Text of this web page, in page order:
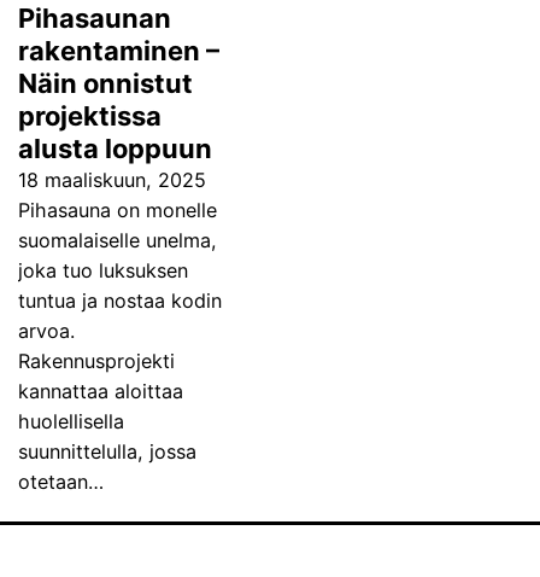
Pihasaunan
rakentaminen –
Näin onnistut
projektissa
alusta loppuun
18 maaliskuun, 2025
Pihasauna on monelle
suomalaiselle unelma,
joka tuo luksuksen
tuntua ja nostaa kodin
arvoa.
Rakennusprojekti
kannattaa aloittaa
huolellisella
suunnittelulla, jossa
otetaan…